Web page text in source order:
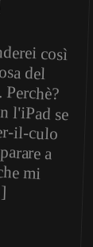
così
del
Perchè?
l'iPad se
il-culo
a
che mi